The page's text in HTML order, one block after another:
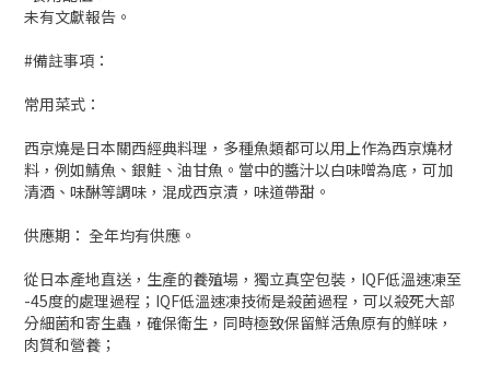
未有文獻報告。
#備註事項：
常用菜式：
西京燒是日本關西經典料理，多種魚類都可以用上作為西京燒材
料，例如鯖魚、銀鮭、油甘魚。當中的醬汁以白味噌為底，可加
清酒、味醂等調味，混成西京漬，味道帶甜。
供應期： 全年均有供應。
從日本產地直送，生產的養殖場，獨立真空包裝，IQF低溫速凍至
-45度的處理過程；IQF低溫速凍技術是殺菌過程，可以殺死大部
分細菌和寄生蟲，確保衛生，同時極致保留鮮活魚原有的鮮味，
肉質和營養；